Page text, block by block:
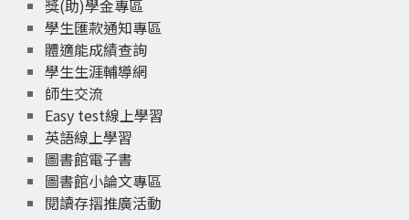
獎(助)學金專區
學生匯款通知專區
體適能成績查詢
學生生涯輔導網
師生交流
Easy test線上學習
英語線上學習
圖書館電子書
圖書館小論文專區
閱讀存摺推廣活動